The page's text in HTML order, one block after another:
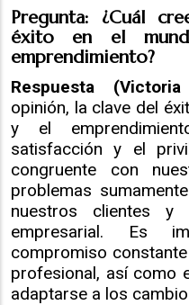
Pregunta: ¿Cuál
éxito en el
emprendimiento?
Respuesta
opinión, la clave del
y el
satisfacción y el
congruente con
problemas
nuestros clientes y
empresarial. Es
compromiso
profesional, así como
adaptarse a los